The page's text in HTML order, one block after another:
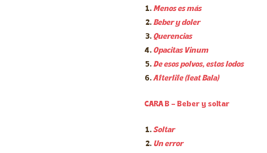
Menos es más
Beber y doler
Querencias
Opacitas Vinum
De esos polvos, estos lodos
Afterlife (feat Bala)
CARA B – Beber y soltar
Soltar
Un error